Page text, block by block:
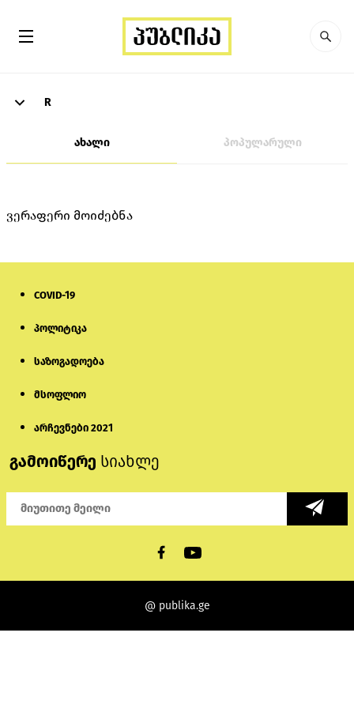
R
ახალი პოპულარული
ვერაფერი მოიძებნა
COVID-19
პოლიტიკა
საზოგადოება
მსოფლიო
არჩევნები 2021
გამოიწერე სიახლე
@ publika.ge